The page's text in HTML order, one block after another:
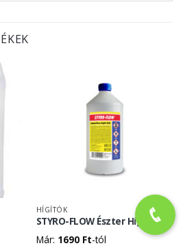
HÍGÍTÓK
STYRO-FLOW Észter Hígító
Már: 1690 Ft-tól